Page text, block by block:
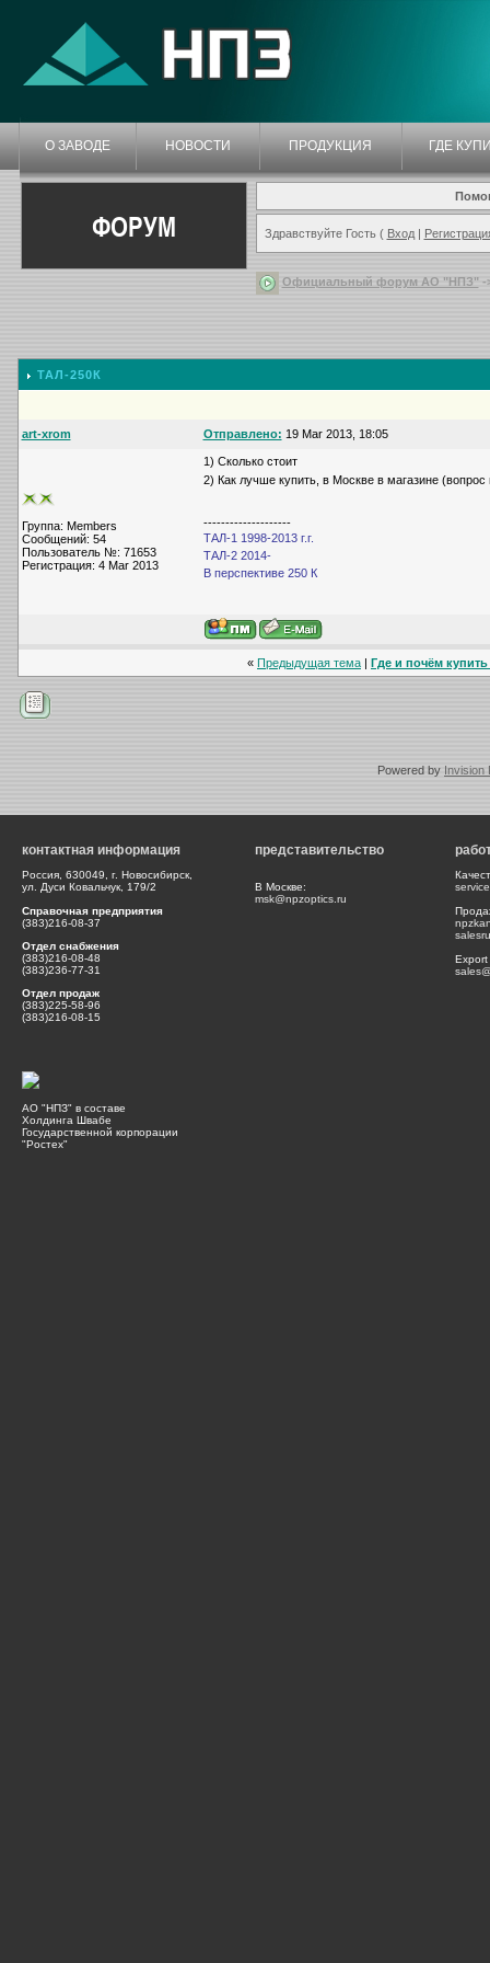
О ЗАВОДЕ НОВОСТИ ПРОДУКЦИЯ ГДЕ
ФОРУМ Здравствуйте Гость ( Вход|
Официальный форум АО "НПЗ"-
ТАЛ-250К
art-xrom Отправлено: 19 Mar 2013, 18:05
Группа: Members
Сообщений: 54
Пользователь №: 71653
Регистрация: 4 Mar 2013
1) Сколько стоит
2) Как лучше купить, в Москве в магазине (вопрос
--------------------
ТАЛ-1 1998-2013 г.г.
ТАЛ-2 2014-
В перспективе 250 К
« Предыдущая тема | Где и почём
Powered by Invision
контактная информация
Россия, 630049, г. Новосибирск,
ул. Дуси Ковальчук, 179/2
Справочная предприятия
(383)216-08-37
Отдел снабжения
(383)216-08-48
(383)236-77-31
Отдел продаж
(383)225-58-96
(383)216-08-15
представительство
В Москве:
msk@npzoptics.ru
АО "НПЗ" в составе
Холдинга Швабе
Государственной корпорации
"Ростех"